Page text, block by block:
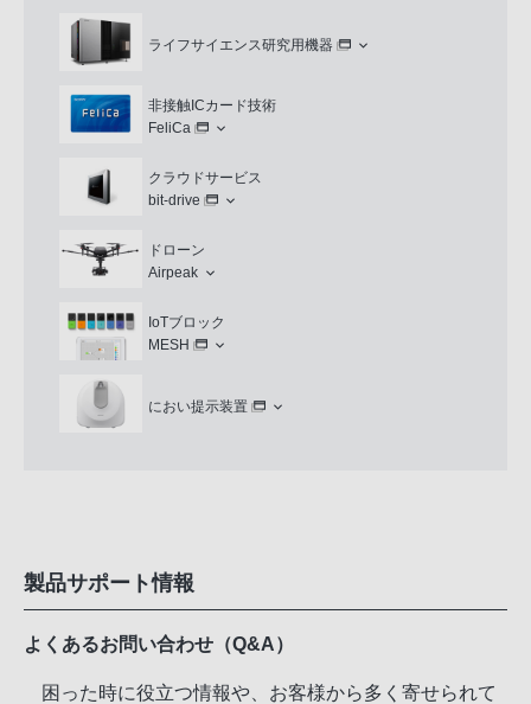
ライフサイエンス研究用機器
非接触ICカード技術
FeliCa
クラウドサービス
bit-drive
ドローン
Airpeak
IoTブロック
MESH
におい提示装置
製品サポート情報
よくあるお問い合わせ（Q&A）
困った時に役立つ情報や、お客様から多く寄せられて